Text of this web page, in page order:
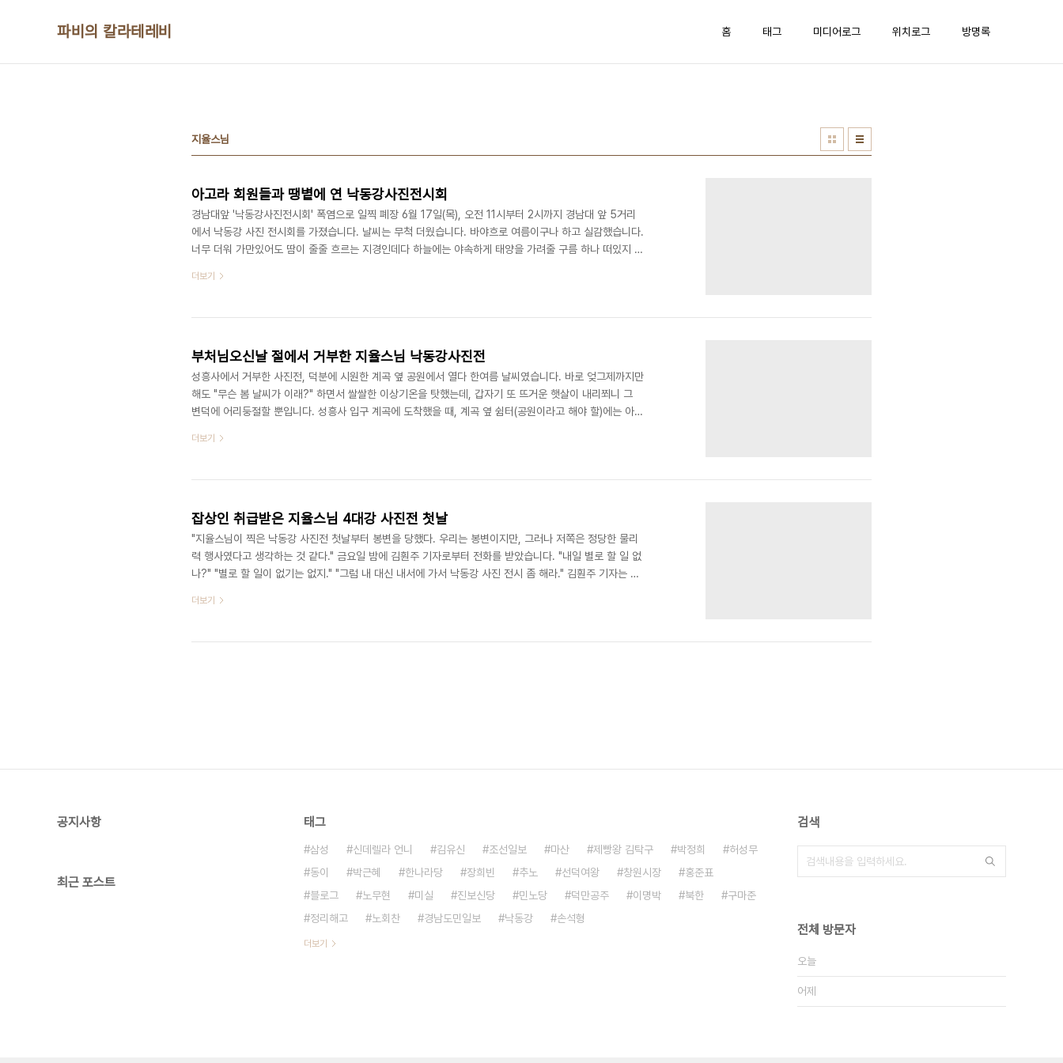
파비의 칼라테레비 홈 태그 미디어로그 위치로그 방명록
지율스님
아고라 회원들과 땡볕에 연 낙동강사진전시회
경남대앞 '낙동강사진전시회' 폭염으로 일찍 폐장 6월 17일(목), 오전 11시부터 2시까지 경남대 앞 5거리
에서 낙동강 사진 전시회를 가졌습니다. 날씨는 무척 더웠습니다. 바야흐로 여름이구나 하고 실감했습니다.
너무 더워 가만있어도 땀이 줄줄 흐르는 지경인데다 하늘에는 야속하게 태양을 가려줄 구름 하나 떠있지 않
이 임무였는데(또는 그렇게 생각했는데), 막상 끝날 때까지 땡볕에 함께 서있어야 했습니다. 아고라 회원 세
생각나는데 다른 분들은 이름이 별로 특색이 없어서 그런지 기억에 남아있지 않습니다. 착한..
더보기
부처님오신날 절에서 거부한 지율스님 낙동강사진전
성흥사에서 거부한 사진전, 덕분에 시원한 계곡 옆 공원에서 열다 한여름 날씨였습니다. 바로 엊그제까지만
해도 "무슨 봄 날씨가 이래?" 하면서 쌀쌀한 이상기온을 탓했는데, 갑자기 또 뜨거운 햇살이 내리쬐니 그
변덕에 어리둥절할 뿐입니다. 성흥사 입구 계곡에 도착했을 때, 계곡 옆 쉼터(공원이라고 해야 할)에는 아이
전, 허락받고 합시다" 원래 계획은 성흥사(진해 웅동) 주차장에 지율스님이 찍은 낙동강 사진을 전시하는
진을 전시하게 되었습니다. 부처님 오신 날이라 신도들이 많이 올 걸로 예상하고 계획을 세..
더보기
잡상인 취급받은 지율스님 4대강 사진전 첫날
"지율스님이 찍은 낙동강 사진전 첫날부터 봉변을 당했다. 우리는 봉변이지만, 그러나 저쪽은 정당한 물리
력 행사였다고 생각하는 것 같다." 금요일 밤에 김훤주 기자로부터 전화를 받았습니다. "내일 별로 할 일 없
나?" "별로 할 일이 없기는 없지." "그럼 내 대신 내서에 가서 낙동강 사진 전시 좀 해라." 김훤주 기자는 부
이 휴가를 빼고 늦게 오나 봅니다. 낙동강 사진전은 지난 목요일인지 수요일인지 급조된 모임(물론 김훤주
의 구성은 경남도민일보 기자가 두어 명 있고, 경남아고라에서 너덧 명, 경남블..
더보기
공지사항
최근 포스트
태그
삼성 신데렐라 언니 김유신 조선일보 마산 제빵왕 김탁구 박정희
허성무
동이
박근혜 한나라당 장희빈 추노 선덕여왕 창원시장
홍준표
블로그
노무현 미실 진보신당 민노당 덕만공주 이명박 북한
구마준
정리해고
노회찬 경남도민일보 낙동강 손석형
더보기
검색
전체 방문자
오늘
어제